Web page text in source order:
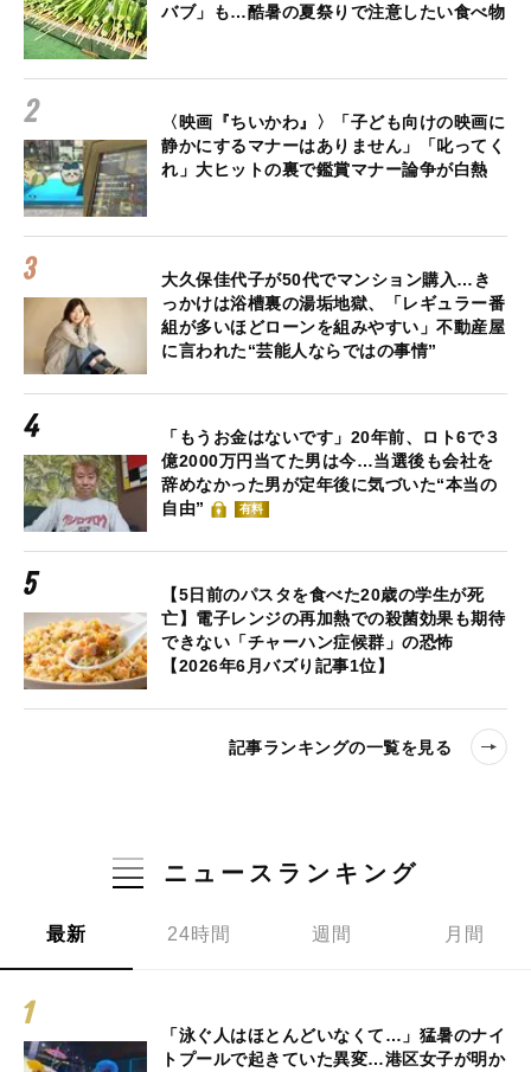
バブ」も…酷暑の夏祭りで注意したい食べ物
〈映画『ちいかわ』〉「子ども向けの映画に
静かにするマナーはありません」「叱ってく
れ」大ヒットの裏で鑑賞マナー論争が白熱
大久保佳代子が50代でマンション購入…き
っかけは浴槽裏の湯垢地獄、「レギュラー番
組が多いほどローンを組みやすい」不動産屋
に言われた“芸能人ならではの事情”
「もうお金はないです」20年前、ロト6で３
億2000万円当てた男は今…当選後も会社を
辞めなかった男が定年後に気づいた“本当の
自由”
有料
【5日前のパスタを食べた20歳の学生が死
亡】電子レンジの再加熱での殺菌効果も期待
できない「チャーハン症候群」の恐怖
【2026年6月バズり記事1位】
記事ランキングの一覧を見る
ニュースランキング
最新 24時間 週間 月間
「泳ぐ人はほとんどいなくて…」猛暑のナイ
トプールで起きていた異変…港区女子が明か